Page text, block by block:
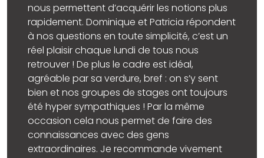
nous permettent d’acquérir les notions plus
rapidement. Dominique et Patricia répondent
à nos questions en toute simplicité, c’est un
réel plaisir chaque lundi de tous nous
retrouver ! De plus le cadre est idéal,
agréable par sa verdure, bref : on s’y sent
bien et nos groupes de stages ont toujours
été hyper sympathiques ! Par la même
occasion cela nous permet de faire des
connaissances avec des gens
extraordinaires. Je recommande vivement